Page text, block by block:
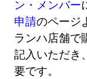
ン・メンバー
申請のページ
ランハ店舗で
記入いただき
要です。